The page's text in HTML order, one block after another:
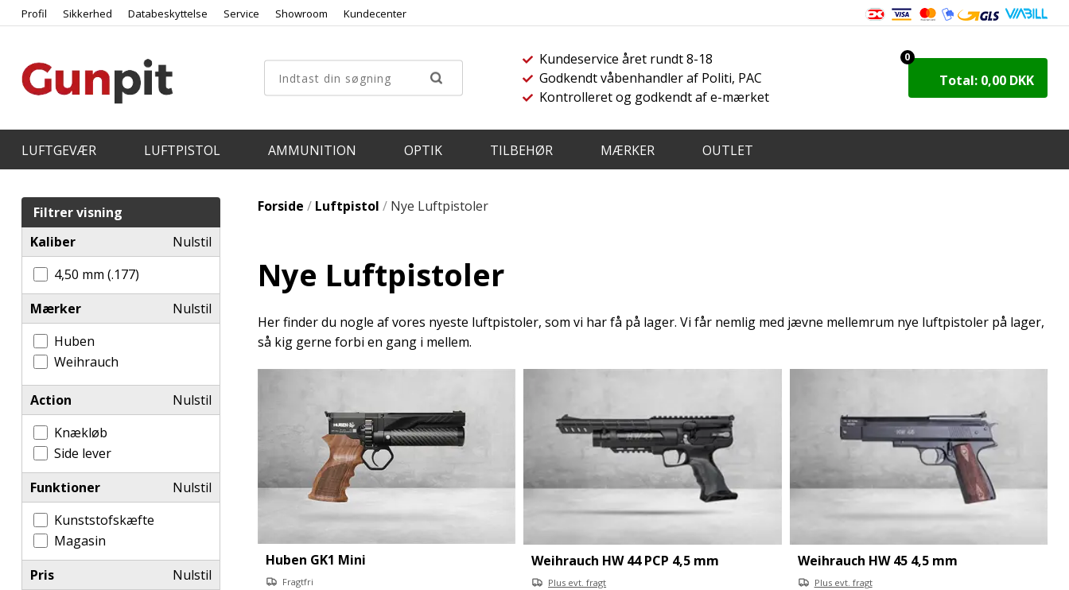
Profil Sikkerhed Databeskyttelse Service Showroom Kundecenter
Total: 0,00 DKK
0
Kundeservice året rundt 8-18
Godkendt våbenhandler af Politi, PAC
Kontrolleret og godkendt af e-mærket
LUFTGEVÆR LUFTPISTOL AMMUNITION OPTIK TILBEHØR MÆRKER OUTLET
Filtrer visning
Kaliber
Nulstil
4,50 mm (.177)
Mærker
Nulstil
Huben
Weihrauch
Action
Nulstil
Knækløb
Side lever
Funktioner
Nulstil
Kunststofskæfte
Magasin
Pris
Nulstil
Forside / Luftpistol / Nye Luftpistoler
Nye Luftpistoler
Her finder du nogle af vores nyeste luftpistoler, som vi har få på lager. Vi får nemlig med jævne mellemrum nye luftpistoler på lager,
så kig gerne forbi en gang i mellem.
Huben GK1 Mini
Fragtfri
Weihrauch HW 44 PCP 4,5 mm
Plus evt. fragt
Weihrauch HW 45 4,5 mm
Plus evt. fragt